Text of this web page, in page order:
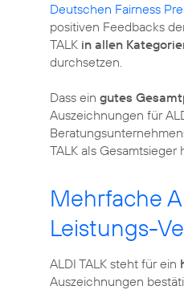
Deutschen Fairness
positiven Feedbacks
TALK in allen
durchsetzen.
Dass ein gutes
Auszeichnungen für
TALK als Gesamtsieger
Mehrfache
Leistungs-
ALDI TALK steht für ein
Auszeichnungen